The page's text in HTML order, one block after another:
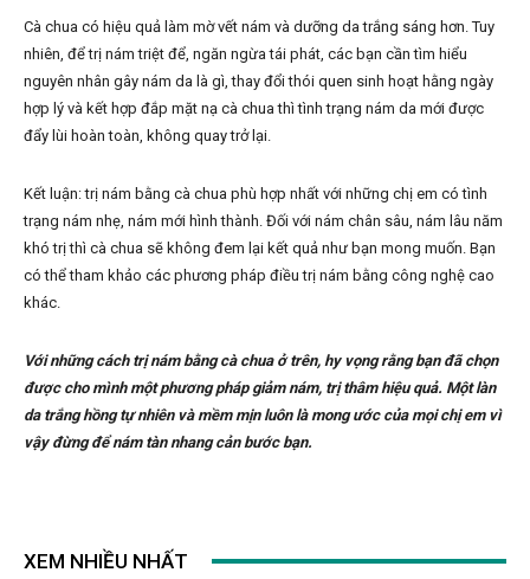
Cà chua có hiệu quả làm mờ vết nám và dưỡng da trắng sáng hơn. Tuy
nhiên, để trị nám triệt để, ngăn ngừa tái phát, các bạn cần tìm hiểu
nguyên nhân gây nám da là gì, thay đổi thói quen sinh hoạt hằng ngày
hợp lý và kết hợp đắp mặt nạ cà chua thì tình trạng nám da mới được
đẩy lùi hoàn toàn, không quay trở lại.
Kết luận: trị nám bằng cà chua phù hợp nhất với những chị em có tình
trạng nám nhẹ, nám mới hình thành. Đối với nám chân sâu, nám lâu năm
khó trị thì cà chua sẽ không đem lại kết quả như bạn mong muốn. Bạn
có thể tham khảo các phương pháp điều trị nám bằng công nghệ cao
khác.
Với những cách trị nám bằng cà chua ở trên, hy vọng rằng bạn đã chọn
được cho mình một phương pháp giảm nám, trị thâm hiệu quả. Một làn
da trắng hồng tự nhiên và mềm mịn luôn là mong ước của mọi chị em vì
vậy đừng để nám tàn nhang cản bước bạn.
XEM NHIỀU NHẤT